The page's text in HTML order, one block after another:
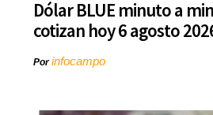
Dólar BLUE minuto a
cotizan hoy 6 agosto
Porinfocampo